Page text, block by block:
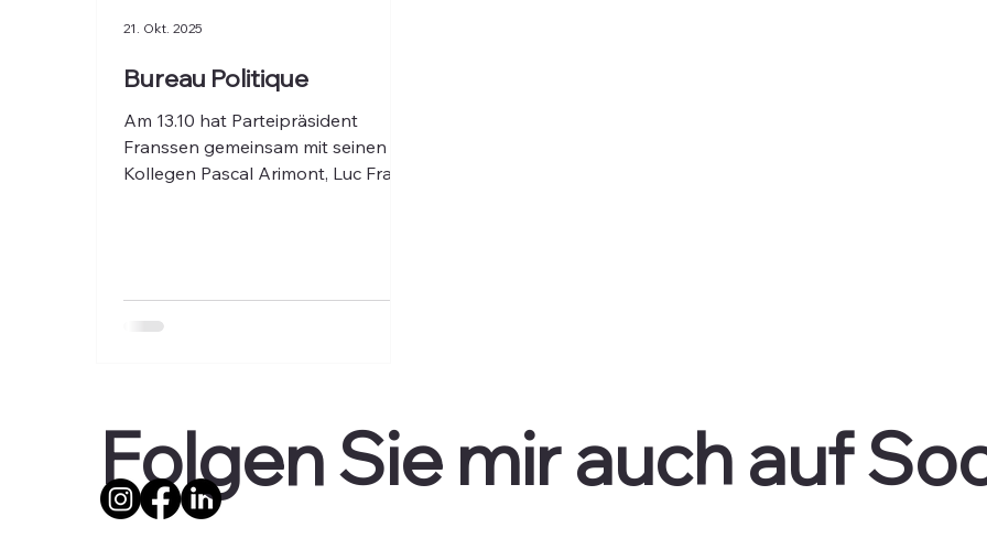
Bureau Politique
Am 13.10 hat Parteipräsident
Franssen gemeinsam mit seinen
Kollegen Pascal Arimont, Luc Frank
21. Okt. 2025
Folgen Sie mir auch auf